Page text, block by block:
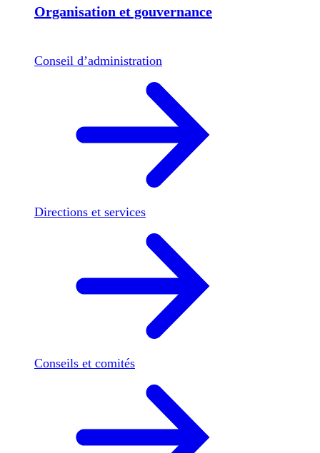
Organisation et gouvernance
Conseil d’administration
Directions et services
Conseils et comités